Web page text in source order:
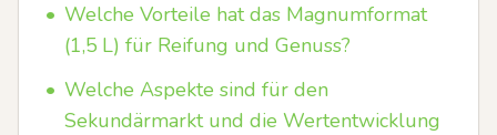
• Welche Vorteile hat das Magnumformat
(1,5 L) für Reifung und Genuss?
• Welche Aspekte sind für den
Sekundärmarkt und die Wertentwicklung